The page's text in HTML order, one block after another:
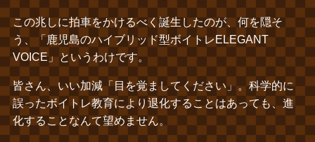
この兆しに拍車をかけるべく誕生したのが、何を隠そ
う、「鹿児島のハイブリッド型ボイトレELEGANT
VOICE」というわけです。
皆さん、いい加減「目を覚ましてください」。科学的に
誤ったボイトレ教育により退化することはあっても、進
化することなんて望めません。